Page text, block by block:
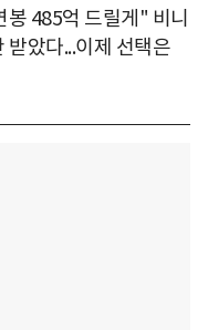
485억 드릴게" 비니
았다...이제 선택은